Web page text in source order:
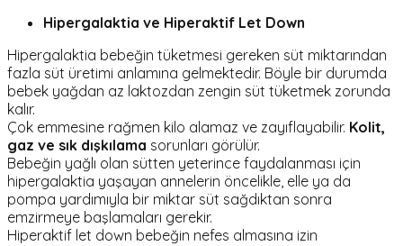
Hipergalaktia ve Hiperaktif Let Down
Hipergalaktia bebeğin tüketmesi gereken süt miktarından
fazla süt üretimi anlamına gelmektedir. Böyle bir durumda
bebek yağdan az laktozdan zengin süt tüketmek zorunda
kalır.
Çok emmesine rağmen kilo alamaz ve zayıflayabilir. Kolit,
gaz ve sık dışkılama sorunları görülür.
Bebeğin yağlı olan sütten yeterince faydalanması için
hipergalaktia yaşayan annelerin öncelikle, elle ya da
pompa yardımıyla bir miktar süt sağdıktan sonra
emzirmeye başlamaları gerekir.
Hiperaktif let down bebeğin nefes almasına izin